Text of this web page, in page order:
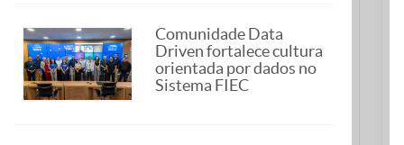
Comunidade Data
Driven fortalece cultura
orientada por dados no
Sistema FIEC